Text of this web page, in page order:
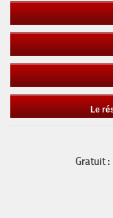
Le
Gratuit :